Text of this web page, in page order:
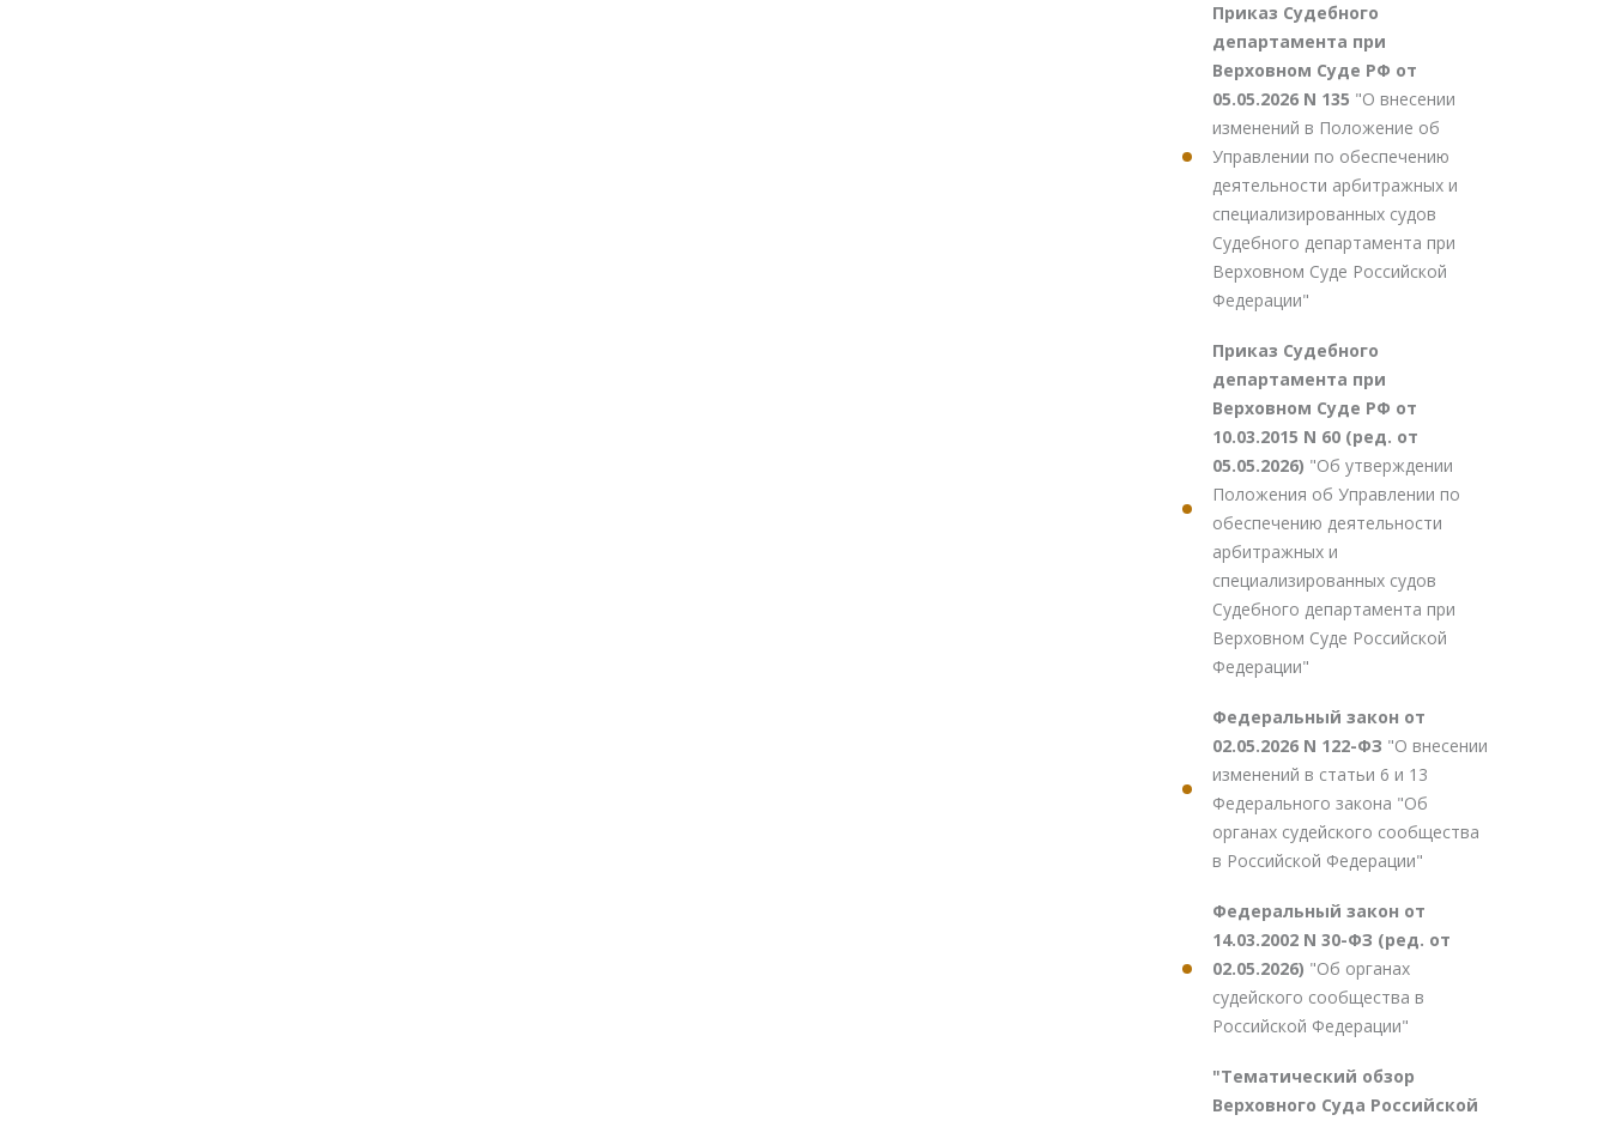
Приказ Судебного
департамента при
Верховном Суде РФ от
05.05.2026 N 135 "О внесении
изменений в Положение об
Управлении по обеспечению
деятельности арбитражных и
специализированных судов
Судебного департамента при
Верховном Суде Российской
Федерации"
Приказ Судебного
департамента при
Верховном Суде РФ от
10.03.2015 N 60 (ред. от
05.05.2026) "Об утверждении
Положения об Управлении по
обеспечению деятельности
арбитражных и
специализированных судов
Судебного департамента при
Верховном Суде Российской
Федерации"
Федеральный закон от
02.05.2026 N 122-ФЗ "О внесении
изменений в статьи 6 и 13
Федерального закона "Об
органах судейского сообщества
в Российской Федерации"
Федеральный закон от
14.03.2002 N 30-ФЗ (ред. от
02.05.2026) "Об органах
судейского сообщества в
Российской Федерации"
"Тематический обзор
Верховного Суда Российской